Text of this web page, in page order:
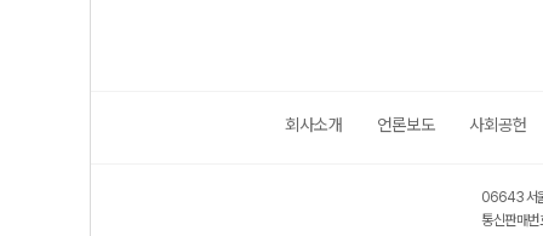
회사소개 언론보도 사회공헌
06643 서
통신판매